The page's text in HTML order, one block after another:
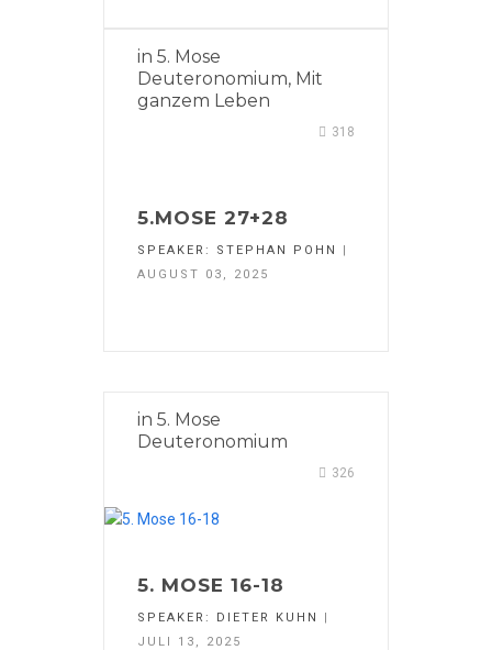
in 5. Mose
Deuteronomium, Mit
ganzem Leben
318
5.MOSE 27+28
SPEAKER: STEPHAN POHN
AUGUST 03, 2025
in 5. Mose
Deuteronomium
326
5. MOSE 16-18
SPEAKER: DIETER KUHN
|
JULI 13, 2025